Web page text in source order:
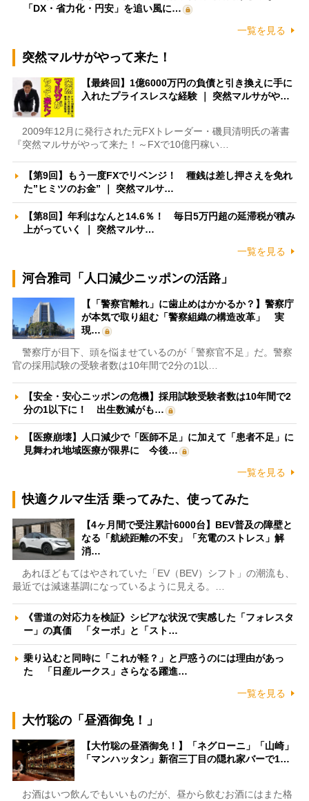
「DX・省力化・円安」を追い風に…
一覧を見る
突然マルサがやって来た！
【最終回】1億6000万円の負債と引き換えに手に
入れたプライスレスな経験 ｜ 突然マルサがや…
2009年12月に発行された元FXトレーダー・磯貝清明氏の著書
『突然マルサがやって来た！～FXで10億円稼い…
【第9回】もう一度FXでリベンジ！ 種銭は差し押さえを免れ
た”ヒミツのお金” ｜ 突然マルサ…
【第8回】年利はなんと14.6％！ 毎日5万円超の延滞税が積み
上がっていく ｜ 突然マルサ…
一覧を見る
河合雅司「人口減少ニッポンの活路」
【「警察官離れ」に歯止めはかかるか？】警察庁
が本気で取り組む「警察組織の構造改革」 実
現…
警察庁が目下、頭を悩ませているのが「警察官不足」だ。警察
官の採用試験の受験者数は10年間で2分の1以…
【安全・安心ニッポンの危機】採用試験受験者数は10年間で2
分の1以下に！ 出生数減がも…
【医療崩壊】人口減少で「医師不足」に加えて「患者不足」に
見舞われ地域医療が限界に 今後…
一覧を見る
快適クルマ生活 乗ってみた、使ってみた
【4ヶ月間で受注累計6000台】BEV普及の障壁と
なる「航続距離の不安」「充電のストレス」解
消…
あれほどもてはやされていた「EV（BEV）シフト」の潮流も、
最近では減速基調になっているように見える。…
《雪道の対応力を検証》シビアな状況で実感した「フォレスタ
ー」の真価 「ターボ」と「スト…
乗り込むと同時に「これが軽？」と戸惑うのには理由があっ
た 「日産ルークス」さらなる躍進…
一覧を見る
大竹聡の「昼酒御免！」
【大竹聡の昼酒御免！】「ネグローニ」「山崎」
「マンハッタン」新宿三丁目の隠れ家バーで1…
お酒はいつ飲んでもいいものだが、昼から飲むお酒にはまた格